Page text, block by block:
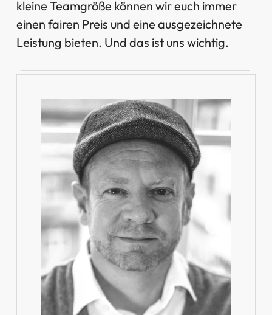
kleine Teamgröße können wir euch immer
einen fairen Preis und eine ausgezeichnete
Leistung bieten. Und das ist uns wichtig.